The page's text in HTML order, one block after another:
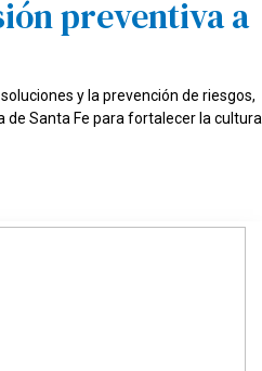
preventiva a
y la prevención de riesgos,
de Santa Fe para fortalecer la cultura